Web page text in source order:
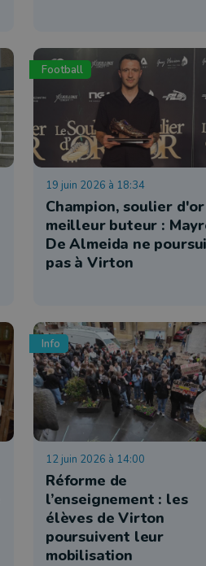
Football
19 juin 2026 à 18:34
Champion, soulier
meilleur buteur :
De Almeida ne
pas à Virton
Info
12 juin 2026 à 14:00
Réforme de
l’enseignement : les
élèves de Virton
poursuivent leur
mobilisation